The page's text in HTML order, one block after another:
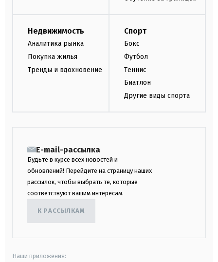
Недвижимость
Аналитика рынка
Покупка жилья
Тренды и вдохновение
Спорт
Бокс
Футбол
Теннис
Биатлон
Другие виды спорта
E-mail-рассылка
Будьте в курсе всех новостей и
обновлений! Перейдите на страницу наших
рассылок, чтобы выбрать те, которые
соответствуют вашим интересам.
К РАССЫЛКАМ
Наши приложения: